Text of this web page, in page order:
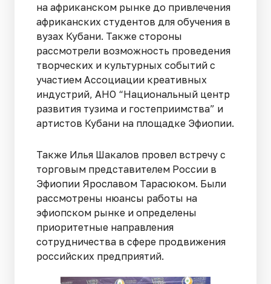
на африканском рынке до привлечения
африканских студентов для обучения в
вузах Кубани. Также стороны
рассмотрели возможность проведения
творческих и культурных событий с
участием Ассоциации креативных
индустрий, АНО “Национальный центр
развития тузима и гостеприимства” и
артистов Кубани на площадке Эфиопии.
Также Илья Шакалов провел встречу с
торговым представителем России в
Эфиопии Ярославом Тарасюком. Были
рассмотрены нюансы работы на
эфиопском рынке и определены
приоритетные направления
сотрудничества в сфере продвижения
российских предприятий.